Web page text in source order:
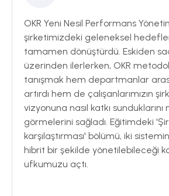
OKR Yeni Nesil Performans
şirketimizdeki geleneksel
tamamen dönüştürdü. Eskiden
üzerinden ilerlerken, OKR
tanışmak hem departmanlar
artırdı hem de çalışanlarımızın
vizyonuna nasıl katkı
görmelerini sağladı. Eğitimdeki
karşılaştırması' bölümü, iki
hibrit bir şekilde yönetilebileceği
ufkumuzu açtı.